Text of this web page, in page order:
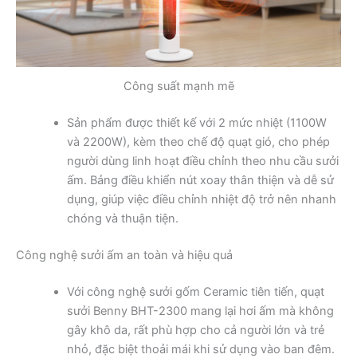
Công suất mạnh mẽ
Sản phẩm được thiết kế với 2 mức nhiệt (1100W
và 2200W), kèm theo chế độ quạt gió, cho phép
người dùng linh hoạt điều chỉnh theo nhu cầu sưởi
ấm. Bảng điều khiển nút xoay thân thiện và dễ sử
dụng, giúp việc điều chỉnh nhiệt độ trở nên nhanh
chóng và thuận tiện.
Công nghệ sưởi ấm an toàn và hiệu quả
Với công nghệ sưởi gốm Ceramic tiên tiến, quạt
sưởi Benny BHT-2300 mang lại hơi ấm mà không
gây khô da, rất phù hợp cho cả người lớn và trẻ
nhỏ, đặc biệt thoải mái khi sử dụng vào ban đêm.